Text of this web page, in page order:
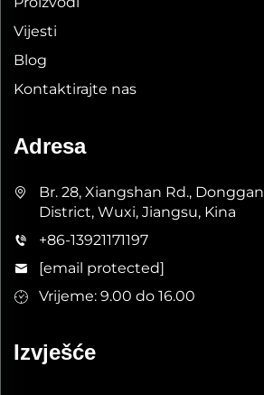
Vijesti
Blog
Kontaktirajte nas
Adresa
Br. 28, Xiangshan Rd.,
District, Wuxi, Jiangsu, Kina
+86-13921171197
[email protected]
Vrijeme: 9.00 do 16.00
Izvješće